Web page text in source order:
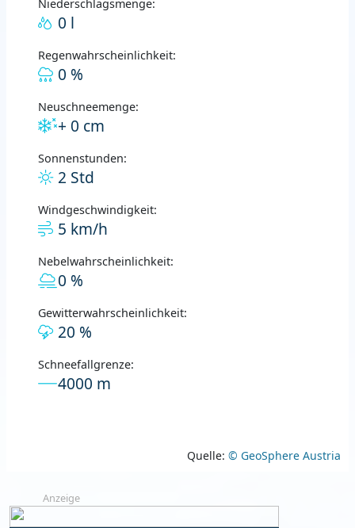
Niederschlagsmenge:
0 l
Regenwahrscheinlichkeit:
0 %
Neuschneemenge:
+ 0 cm
Sonnenstunden:
2 Std
Windgeschwindigkeit:
5 km/h
Nebelwahrscheinlichkeit:
0 %
Gewitterwahrscheinlichkeit:
20 %
Schneefallgrenze:
4000 m
Quelle: © GeoSphere Austria
Anzeige